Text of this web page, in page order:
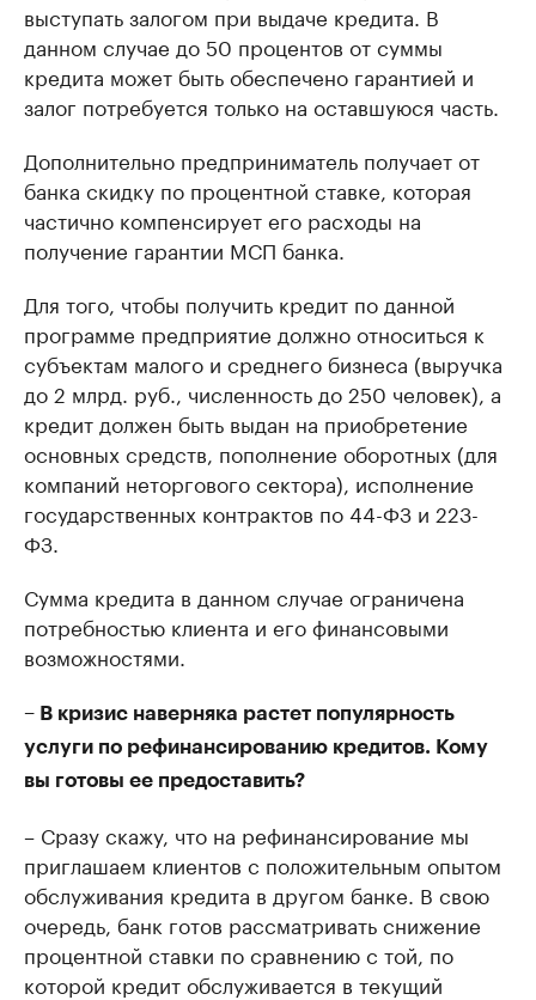
выступать залогом при выдаче кредита. В
данном случае до 50 процентов от суммы
кредита может быть обеспечено гарантией и
залог потребуется только на оставшуюся часть.
Дополнительно предприниматель получает от
банка скидку по процентной ставке, которая
частично компенсирует его расходы на
получение гарантии МСП банка.
Для того, чтобы получить кредит по данной
программе предприятие должно относиться к
субъектам малого и среднего бизнеса (выручка
до 2 млрд. руб., численность до 250 человек), а
кредит должен быть выдан на приобретение
основных средств, пополнение оборотных (для
компаний неторгового сектора), исполнение
государственных контрактов по 44-ФЗ и 223-
ФЗ.
Сумма кредита в данном случае ограничена
потребностью клиента и его финансовыми
возможностями.
– В кризис наверняка растет популярность
услуги по рефинансированию кредитов. Кому
вы готовы ее предоставить?
– Сразу скажу, что на рефинансирование мы
приглашаем клиентов с положительным опытом
обслуживания кредита в другом банке. В свою
очередь, банк готов рассматривать снижение
процентной ставки по сравнению с той, по
которой кредит обслуживается в текущий